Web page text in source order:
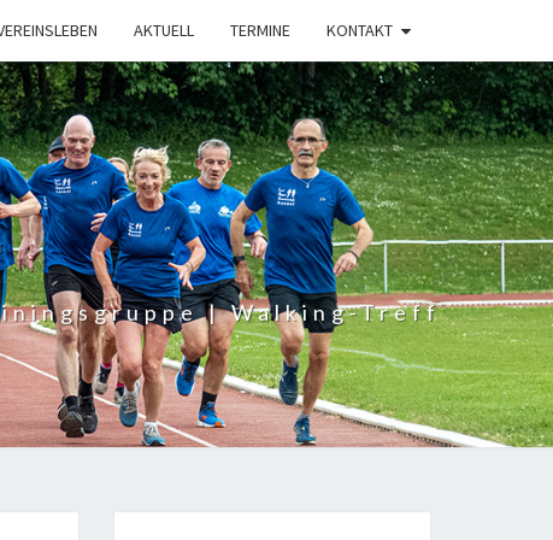
AKTU­ELL TER­MI­NE KON­TAKT
| Walking-Treff